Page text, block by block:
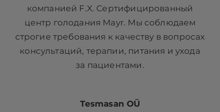
компанией F.X. Сертифицированный
центр голодания Mayr. Мы соблюдаем
строгие требования к качеству в вопросах
консультаций, терапии, питания и ухода
за пациентами.
Tesmasan OÜ